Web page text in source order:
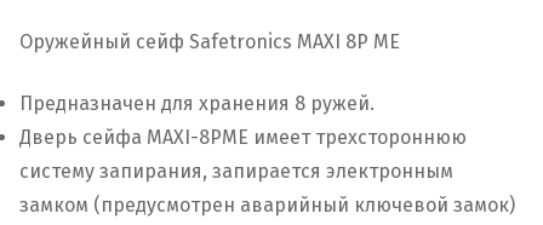
Оружейный сейф Safetronics MAXI 8P ME
Предназначен для хранения 8 ружей.
Дверь сейфа MAXI-8PME имеет трехстороннюю
систему запирания, запирается электронным
замком (предусмотрен аварийный ключевой замок)